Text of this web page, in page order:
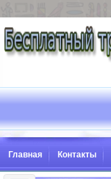
Главная Контакты